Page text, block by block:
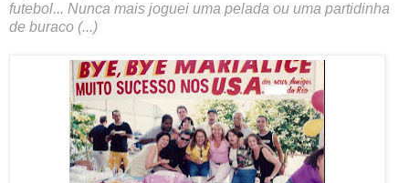
futebol... Nunca mais joguei uma pelada ou uma partidinha
de buraco (...)